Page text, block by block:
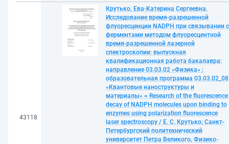
43118
Крутько, Ева-Катерина Сергеевна.
Исследование время-разрешенной
флуоресценции NADPH при связывании с
ферментами методом флуоресцентной
время-разрешенной лазерной
спектроскопии: выпускная
квалификационная работа бакалавра:
направление 03.03.02 «Физика» ;
образовательная программа 03.03.02_08
«Квантовые наноструктуры и
материалы» = Research of the fluorescence
decay of NADPH molecules upon binding to
enzymes using polarization fluorescence
laser spectroscopy / Е. С. Крутько; Санкт-
Петербургский политехнический
университет Петра Великого, Физико-